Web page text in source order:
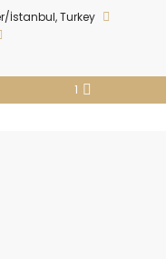
İstanbul, Turkey
1